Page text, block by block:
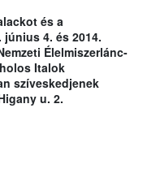
és a
4. és 2014.
Élelmiszerlánc-
Italok
szíveskedjenek
u. 2.